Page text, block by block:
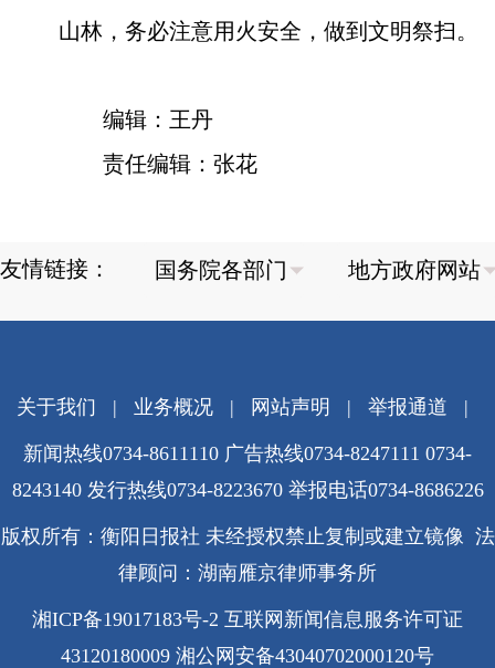
山林，务必注意用火安全，做到文明祭扫。
编辑：王丹
责任编辑：张花
友情链接：
关于我们 | 业务概况| 网站声明 | 举报通道 |
新闻热线0734-8611110 广告热线0734-8247111 0734-
8243140 发行热线0734-8223670 举报电话0734-8686226
版权所有：衡阳日报社 未经授权禁止复制或建立镜像 法
律顾问：湖南雁京律师事务所
湘ICP备19017183号-2 互联网新闻信息服务许可证
43120180009 湘公网安备43040702000120号